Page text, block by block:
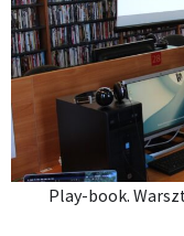
Play-book.